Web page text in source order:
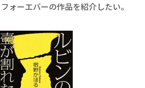
ォーエバーの作品を紹介したい。